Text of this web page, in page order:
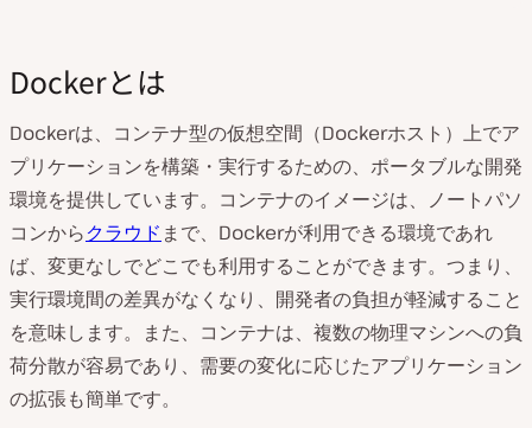
Dockerとは
Dockerは、コンテナ型の仮想空間（Dockerホスト）上でア
プリケーションを構築・実行するための、ポータブルな開発
環境を提供しています。コンテナのイメージは、ノートパソ
コンからクラウド まで、Dockerが利用できる環境であれ
ば、変更なしでどこでも利用することができます。つまり、
実行環境間の差異がなくなり、開発者の負担が軽減すること
を意味します。また、コンテナは、複数の物理マシンへの負
荷分散が容易であり、需要の変化に応じたアプリケーション
の拡張も簡単です。